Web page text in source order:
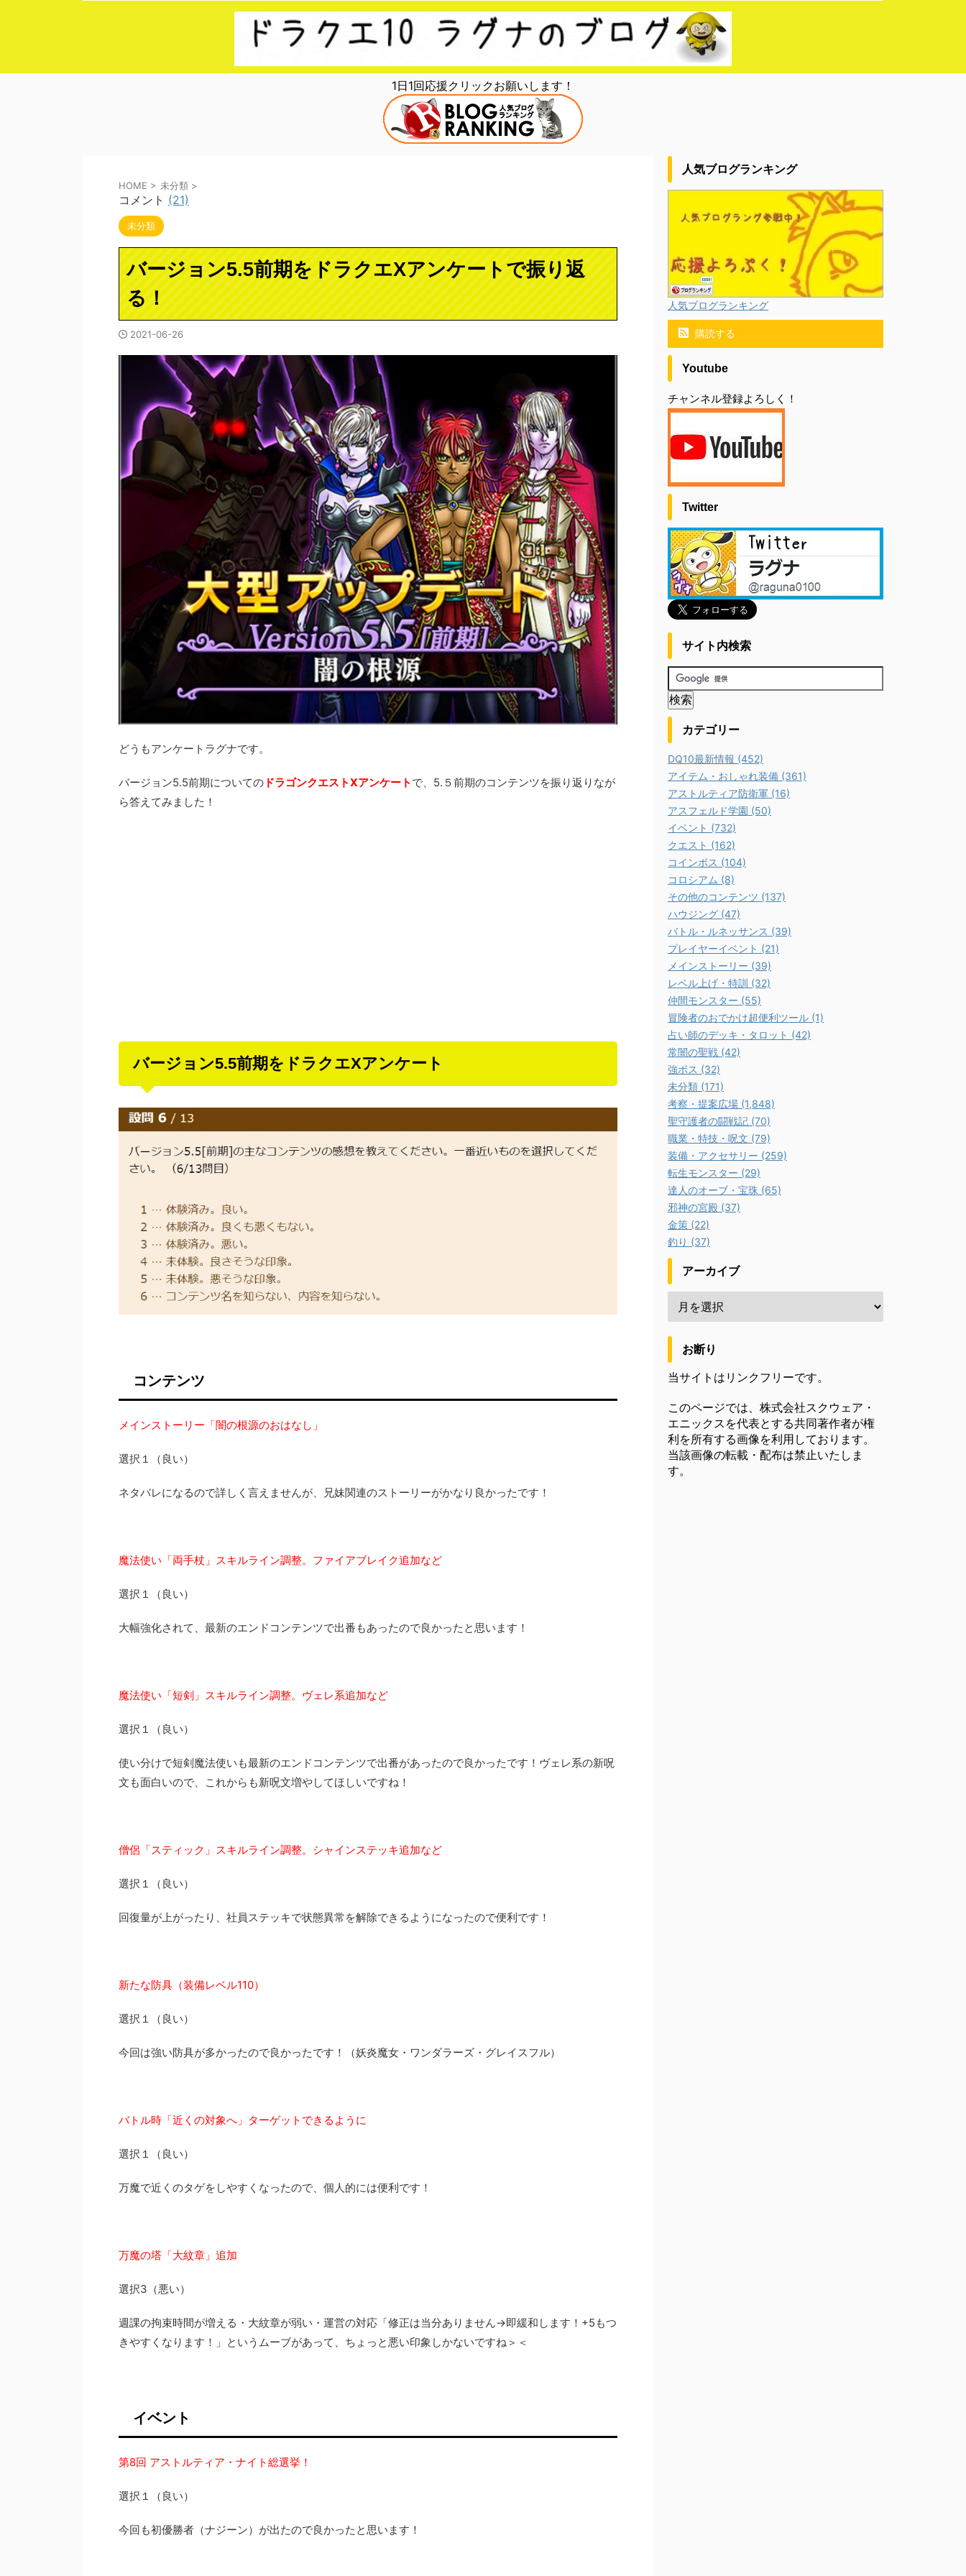
1日1回応援クリックお願いします！
HOME > 未分類 >
コメント (21)
未分類
バージョン5.5前期をドラクエXアンケートで振り返
る！
2021-06-26
どうもアンケートラグナです。
バージョン5.5前期についての ドラゴンクエストXアンケート で、5.５前期のコンテンツを振り返りなが
ら答えてみました！
バージョン5.5前期をドラクエXアンケート
コンテンツ
メインストーリー「闇の根源のおはなし」
選択１（良い）
ネタバレになるので詳しく言えませんが、兄妹関連のストーリーがかなり良かったです！
魔法使い「両手杖」スキルライン調整。ファイアブレイク追加など
選択１（良い）
大幅強化されて、最新のエンドコンテンツで出番もあったので良かったと思います！
魔法使い「短剣」スキルライン調整。ヴェレ系追加など
選択１（良い）
使い分けで短剣魔法使いも最新のエンドコンテンツで出番があったので良かったです！ヴェレ系の新呪
文も面白いので、これからも新呪文増やしてほしいですね！
僧侶「スティック」スキルライン調整。シャインステッキ追加など
選択１（良い）
回復量が上がったり、社員ステッキで状態異常を解除できるようになったので便利です！
新たな防具（装備レベル110）
選択１（良い）
今回は強い防具が多かったので良かったです！（妖炎魔女・ワンダラーズ・グレイスフル）
バトル時「近くの対象へ」ターゲットできるように
選択１（良い）
万魔で近くのタゲをしやすくなったので、個人的には便利です！
万魔の塔「大紋章」追加
選択3（悪い）
週課の拘束時間が増える・大紋章が弱い・運営の対応「修正は当分ありません→即緩和します！+5もつ
きやすくなります！」というムーブがあって、ちょっと悪い印象しかないですね＞＜
イベント
第8回 アストルティア・ナイト総選挙！
選択１（良い）
今回も初優勝者（ナジーン）が出たので良かったと思います！
人気ブログランキング
人気ブログランキング
購読する
Youtube
チャンネル登録よろしく！
Twitter
サイト内検索
カテゴリー
DQ10最新情報 (452)
アイテム・おしゃれ装備 (361)
アストルティア防衛軍 (16)
アスフェルド学園 (50)
イベント (732)
クエスト (162)
コインボス (104)
コロシアム (8)
その他のコンテンツ (137)
ハウジング (47)
バトル・ルネッサンス (39)
プレイヤーイベント (21)
メインストーリー (39)
レベル上げ・特訓 (32)
仲間モンスター (55)
冒険者のおでかけ超便利ツール (1)
占い師のデッキ・タロット (42)
常闇の聖戦 (42)
強ボス (32)
未分類 (171)
考察・提案広場 (1,848)
聖守護者の闘戦記 (70)
職業・特技・呪文 (79)
装備・アクセサリー (259)
転生モンスター (29)
達人のオーブ・宝珠 (65)
邪神の宮殿 (37)
金策 (22)
釣り (37)
アーカイブ
お断り
当サイトはリンクフリーです。
このページでは、株式会社スクウェア・
エニックスを代表とする共同著作者が権
利を所有する画像を利用しております。
当該画像の転載・配布は禁止いたしま
す。